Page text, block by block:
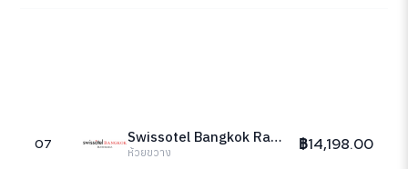
07 Swissotel Bangkok Ratchada
ห้วยขวาง ฿14,198.00